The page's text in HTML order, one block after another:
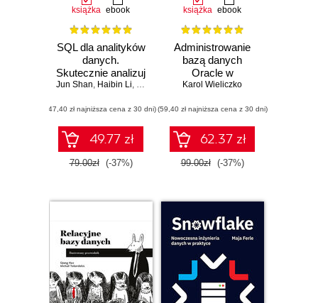
książka ebook
SQL dla analityków
danych.
Skutecznie analizuj
dane, wyciągaj
wnioski i opanuj
zaawansowany
SQL na potrzeby
praktycznych
zastosowań.
Jun Shan, Haibin Li, Matt Goldwasser, Upom Malik
(47,40 zł najniższa cena z 30 dni)
49.77 zł
79.00zł (-37%)
książka ebook
Administrowanie
bazą danych
Oracle w
środowisku Linux
Karol Wieliczko
(59,40 zł najniższa cena z 30 dni)
62.37 zł
99.00zł (-37%)